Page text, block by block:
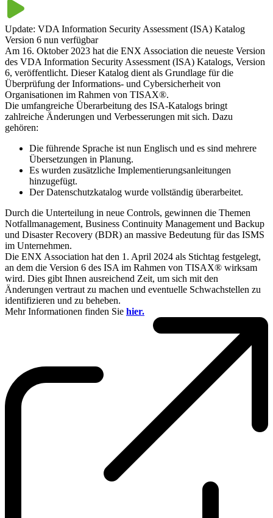
Automobilherstellern, -zulieferern und -verbänden und übernimmt
die zentrale Verantwortung für die Governance und Steuerung des
TISAX®-Verfahrens. Als gemeinnütziger Verein ohne
Gewinnerzielungsabsicht legt sie die vertraglichen
Rahmenbedingungen fest und organisiert die Kontrollfunktionen,
um die Objektivität und Qualität der Prüfungen sicherzustellen.
Update: VDA Information Security Assessment (ISA) Katalog
Version 6 nun verfügbar
Am 16. Oktober 2023 hat die ENX Association die neueste Version
des VDA Information Security Assessment (ISA) Katalogs, Version
6, veröffentlicht. Dieser Katalog dient als Grundlage für die
Überprüfung der Informations- und Cybersicherheit von
Organisationen im Rahmen von TISAX®.
Die umfangreiche Überarbeitung des ISA-Katalogs bringt
zahlreiche Änderungen und Verbesserungen mit sich. Dazu
gehören:
Die führende Sprache ist nun Englisch und es sind mehrere
Übersetzungen in Planung.
Es wurden zusätzliche Implementierungsanleitungen
hinzugefügt.
Der Datenschutzkatalog wurde vollständig überarbeitet.
Durch die Unterteilung in neue Controls, gewinnen die Themen
Notfallmanagement, Business Continuity Management und Backup
und Disaster Recovery (BDR) an massive Bedeutung für das ISMS
im Unternehmen.
Die ENX Association hat den 1. April 2024 als Stichtag festgelegt,
an dem die Version 6 des ISA im Rahmen von TISAX® wirksam
wird. Dies gibt Ihnen ausreichend Zeit, um sich mit den
Änderungen vertraut zu machen und eventuelle Schwachstellen zu
identifizieren und zu beheben.
Mehr Informationen finden Sie hier.